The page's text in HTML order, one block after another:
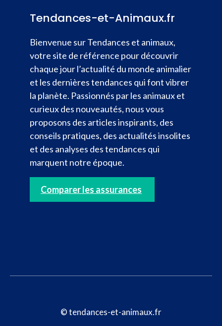
Tendances-et-Animaux.fr
Bienvenue sur Tendances et animaux,
votre site de référence pour découvrir
chaque jour l’actualité du monde animalier
et les dernières tendances qui font vibrer
la planète. Passionnés par les animaux et
curieux des nouveautés, nous vous
proposons des articles inspirants, des
conseils pratiques, des actualités insolites
et des analyses des tendances qui
marquent notre époque.
Comparer les assurances
© tendances-et-animaux.fr